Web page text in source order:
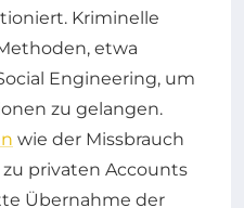
Kriminelle
etwa
Engineering, um
zu gelangen.
wie der Missbrauch
privaten Accounts
Übernahme der